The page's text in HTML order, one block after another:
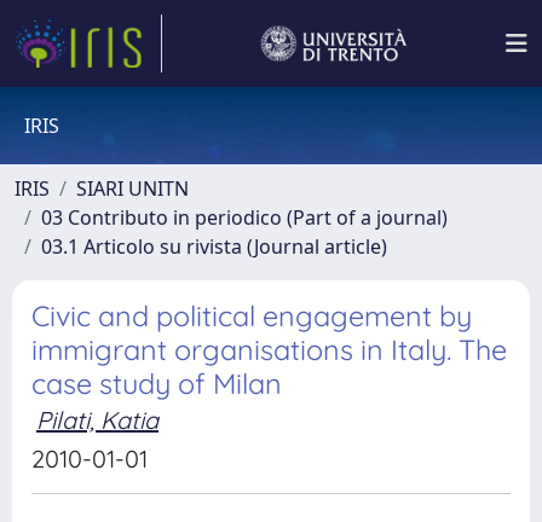
IRIS
IRIS
SIARI UNITN
03 Contributo in periodico (Part of a journal)
03.1 Articolo su rivista (Journal article)
Civic and political engagement by
immigrant organisations in Italy. The
case study of Milan
Pilati, Katia
2010-01-01